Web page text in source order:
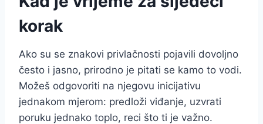
korak
Ako su se znakovi privlačnosti pojavili dovoljno
često i jasno, prirodno je pitati se kamo to vodi.
Možeš odgovoriti na njegovu inicijativu
jednakom mjerom: predloži viđanje, uzvrati
poruku jednako toplo, reci što ti je važno.